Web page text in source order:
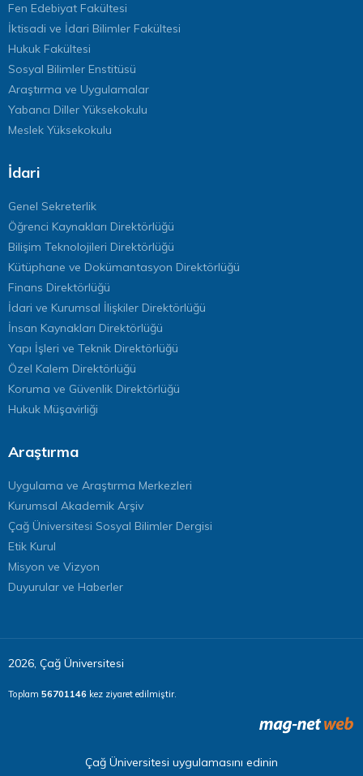
Fen Edebiyat Fakültesi
İktisadi ve İdari Bilimler Fakültesi
Hukuk Fakültesi
Sosyal Bilimler Enstitüsü
Araştırma ve Uygulamalar
Yabancı Diller Yüksekokulu
Meslek Yüksekokulu
İdari
Genel Sekreterlik
Öğrenci Kaynakları Direktörlüğü
Bilişim Teknolojileri Direktörlüğü
Kütüphane ve Dokümantasyon Direktörlüğü
Finans Direktörlüğü
İdari ve Kurumsal İlişkiler Direktörlüğü
İnsan Kaynakları Direktörlüğü
Yapı İşleri ve Teknik Direktörlüğü
Özel Kalem Direktörlüğü
Koruma ve Güvenlik Direktörlüğü
Hukuk Müşavirliği
Araştırma
Uygulama ve Araştırma Merkezleri
Kurumsal Akademik Arşiv
Çağ Üniversitesi Sosyal Bilimler Dergisi
Etik Kurul
Misyon ve Vizyon
Duyurular ve Haberler
2026, Çağ Üniversitesi
Toplam 56701146 kez ziyaret edilmiştir.
Çağ Üniversitesi uygulamasını edinin